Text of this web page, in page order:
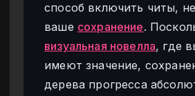
способ включить читы,
ваше сохранение.
визуальная новелла, где
имеют значение,
дерева прогресса